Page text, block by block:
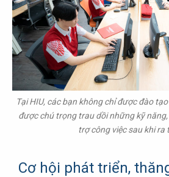
Tại HIU, các bạn không chỉ được đào
được chú trọng trau dồi những kỹ
trợ công việc sau khi ra
Cơ hội phát triển,